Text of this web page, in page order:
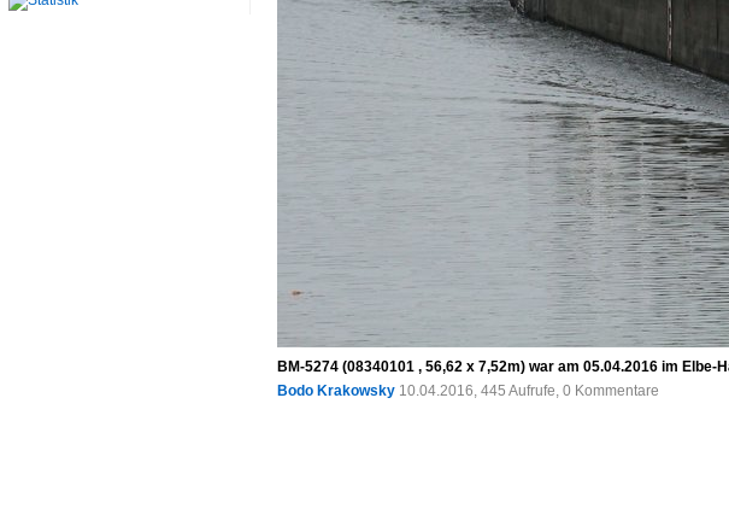
BM-5274 (08340101 , 56,62 x 7,52m) war am 05.04.2016 im
Bodo Krakowsky 10.04.2016, 445 Aufrufe, 0 Kommentare